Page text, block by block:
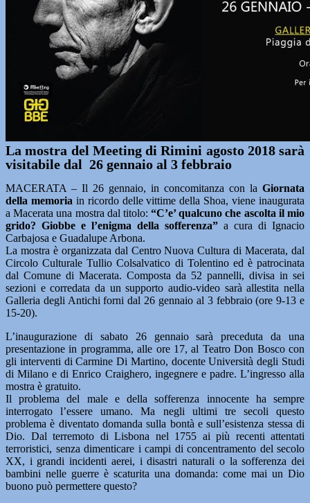
La mostra del Meeting di Rimini agosto 2018 sarà
visitabile dal 26 gennaio al 3 febbraio
MACERATA – Il 26 gennaio, in concomitanza con la Giornata
della memoria in ricordo delle vittime della Shoa, viene inaugurata
a Macerata una mostra dal titolo: “C’e’ qualcuno che ascolta il mio
grido? Giobbe e l’enigma della sofferenza” a cura di Ignacio
Carbajosa e Guadalupe Arbona.
La mostra è organizzata dal Centro Nuova Cultura di Macerata, dal
Circolo Culturale Tullio Colsalvatico di Tolentino ed è patrocinata
dal Comune di Macerata. Composta da 52 pannelli, divisa in sei
sezioni e corredata da un supporto audio-video sarà allestita nella
Galleria degli Antichi forni dal 26 gennaio al 3 febbraio (ore 9-13 e
15-20).
L’inaugurazione di sabato 26 gennaio sarà preceduta da una
presentazione in programma, alle ore 17, al Teatro Don Bosco con
gli interventi di Carmine Di Martino, docente Università degli Studi
di Milano e di Enrico Craighero, ingegnere e padre. L’ingresso alla
mostra è gratuito.
Il problema del male e della sofferenza innocente ha sempre
interrogato l’essere umano. Ma negli ultimi tre secoli questo
problema è diventato domanda sulla bontà e sull’esistenza stessa di
Dio. Dal terremoto di Lisbona nel 1755 ai più recenti attentati
terroristici, senza dimenticare i campi di concentramento del secolo
XX, i grandi incidenti aerei, i disastri naturali o la sofferenza dei
bambini nelle guerre è scaturita una domanda: come mai un Dio
buono può permettere questo?